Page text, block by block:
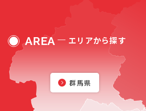
AREA エリアから探す
群馬県